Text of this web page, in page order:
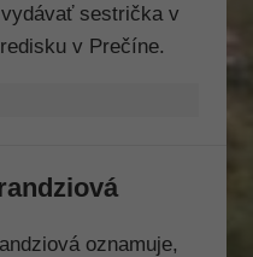
sestrička v
v Prečíne.
oznamuje,